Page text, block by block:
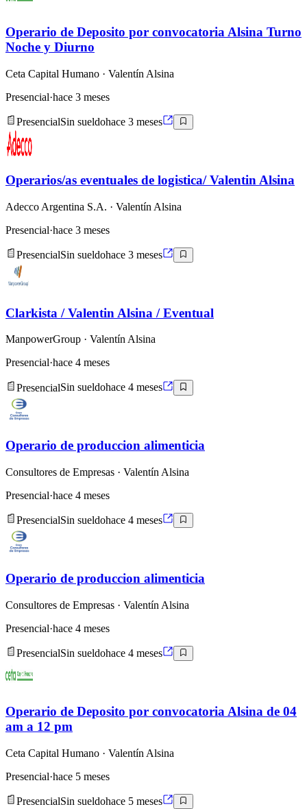
Operario de Deposito por convocatoria Alsina Turno
Noche y Diurno
Ceta Capital Humano · Valentín Alsina
Presencial·hace 3 meses
PresencialSin sueldohace 3 meses
Operarios/as eventuales de logistica/ Valentin Alsina
Adecco Argentina S.A. · Valentín Alsina
Presencial·hace 3 meses
PresencialSin sueldohace 3 meses
Clarkista / Valentin Alsina / Eventual
ManpowerGroup · Valentín Alsina
Presencial·hace 4 meses
PresencialSin sueldohace 4 meses
Operario de produccion alimenticia
Consultores de Empresas · Valentín Alsina
Presencial·hace 4 meses
PresencialSin sueldohace 4 meses
Operario de produccion alimenticia
Consultores de Empresas · Valentín Alsina
Presencial·hace 4 meses
PresencialSin sueldohace 4 meses
Operario de Deposito por convocatoria Alsina de 04
am a 12 pm
Ceta Capital Humano · Valentín Alsina
Presencial·hace 5 meses
PresencialSin sueldohace 5 meses